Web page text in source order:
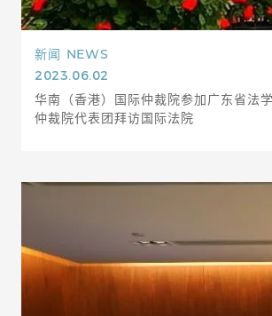
新闻 NEWS
2023.06.02
华南（香港）国际仲裁院参加广东省法
仲裁院代表团拜访国际法院